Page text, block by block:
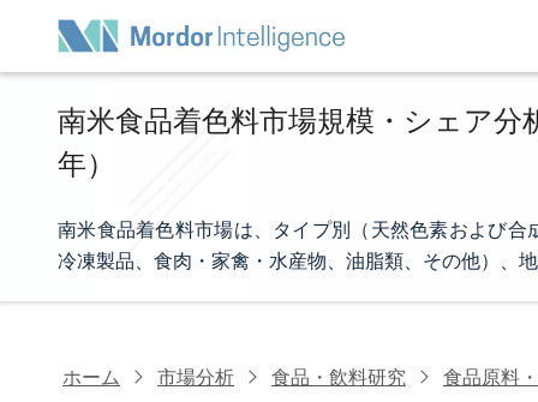
南米食品着色料市場規模・シェア分
年）
南米食品着色料市場は、タイプ別（天然色素および
冷凍製品、食肉・家禽・水産物、油脂類、その他）、
ホーム 市場分析 食品・飲料研究 食品原料